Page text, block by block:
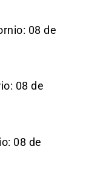
08 de
08 de
08 de